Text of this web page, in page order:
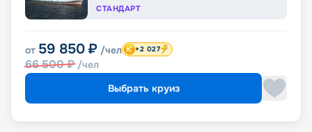
СТАНДАРТ
от 59 850 ₽ /чел
66 500₽ /чел
+2 027
Выбрать круиз